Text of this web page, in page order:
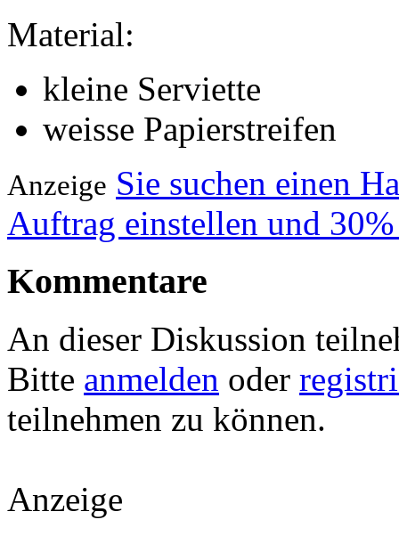
Material:
kleine Serviette
weisse Papierstreifen
Anzeige Sie suchen einen
Auftrag einstellen und
Kommentare
An dieser Diskussion
Bitte anmelden oder
teilnehmen zu können.
Anzeige